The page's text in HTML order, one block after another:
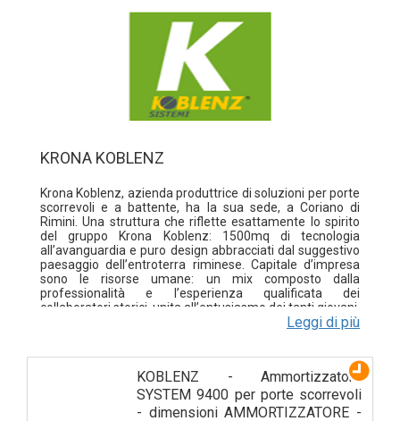
KRONA KOBLENZ
Krona Koblenz, azienda produttrice di soluzioni per porte
scorrevoli e a battente, ha la sua sede, a Coriano di
Rimini. Una struttura che riflette esattamente lo spirito
del gruppo Krona Koblenz: 1500mq di tecnologia
all’avanguardia e puro design abbracciati dal suggestivo
paesaggio dell’entroterra riminese. Capitale d’impresa
sono le risorse umane: un mix composto dalla
professionalità e l’esperienza qualificata dei
collaboratori storici, unita all’entusiasmo dei tanti giovani.
Affidabilità, qualità e design sono più che mai sinonimi
hanno lavorato e costruito la storia e lo sviluppo di
KRONA KOBLENZ SPA. Per poter operare con efficacia
nel tempo, è fondamentale avere la massima flessibilità
in base all’evoluzione dei mercati di riferimento, per
Leggi di più
KOBLENZ - Ammortizzatore
SYSTEM 9400 per porte scorrevoli
- dimensioni AMMORTIZZATORE -